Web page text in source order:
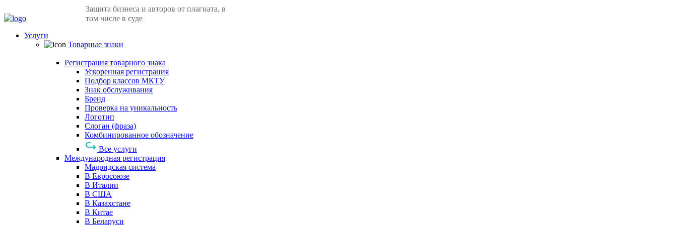
Защита бизнеса и авторов от плагиата, в
том числе в суде
Услуги
Товарные знаки
Регистрация товарного знака
Ускоренная регистрация
Подбор классов МКТУ
Знак обслуживания
Бренд
Проверка на уникальность
Логотип
Слоган (фраза)
Комбинированное обозначение
Все услуги
Международная регистрация
Мадридская система
В Евросоюзе
В Италии
В США
В Казахстане
В Китае
В Беларуси